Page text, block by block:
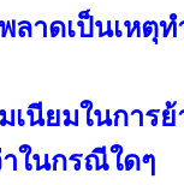
าดเป็นเหตุ
เนียมในการ
ในกรณีใดๆ